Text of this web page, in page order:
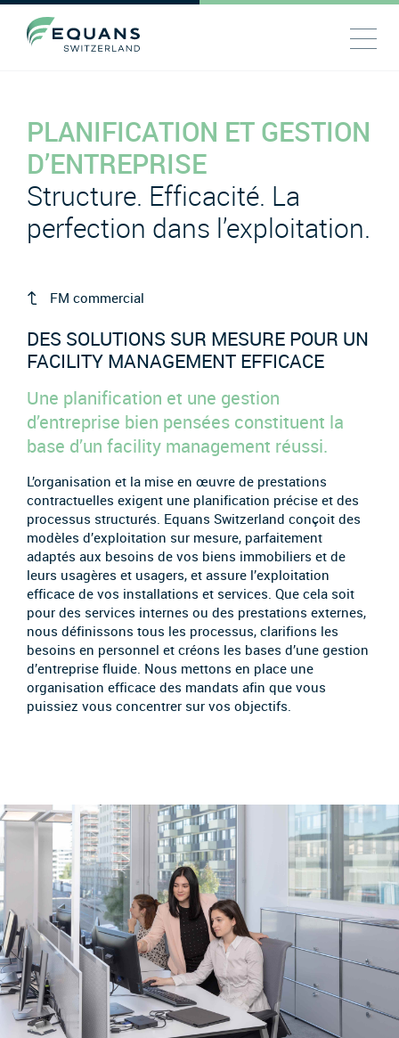
PLANIFICATION ET GESTION
D’ENTREPRISE
Structure. Efficacité. La
perfection dans l’exploitation.
FM commercial
DES SOLUTIONS SUR MESURE POUR UN
FACILITY MANAGEMENT EFFICACE
Une planification et une gestion
d’entreprise bien pensées constituent la
base d’un facility management réussi.
L’organisation et la mise en œuvre de prestations
contractuelles exigent une planification précise et des
processus structurés. Equans Switzerland conçoit des
modèles d’exploitation sur mesure, parfaitement
adaptés aux besoins de vos biens immobiliers et de
leurs usagères et usagers, et assure l’exploitation
efficace de vos installations et services. Que cela soit
pour des services internes ou des prestations externes,
nous définissons tous les processus, clarifions les
besoins en personnel et créons les bases d’une gestion
d’entreprise fluide. Nous mettons en place une
organisation efficace des mandats afin que vous
puissiez vous concentrer sur vos objectifs.